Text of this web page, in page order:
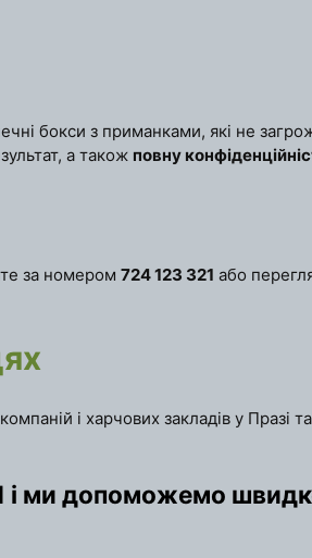
бокси з приманками, які не
а також повну
за номером 724 123 321 або
і харчових закладів у Празі
і ми допоможемо